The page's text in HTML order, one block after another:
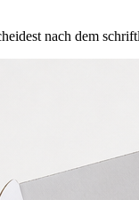
nach dem